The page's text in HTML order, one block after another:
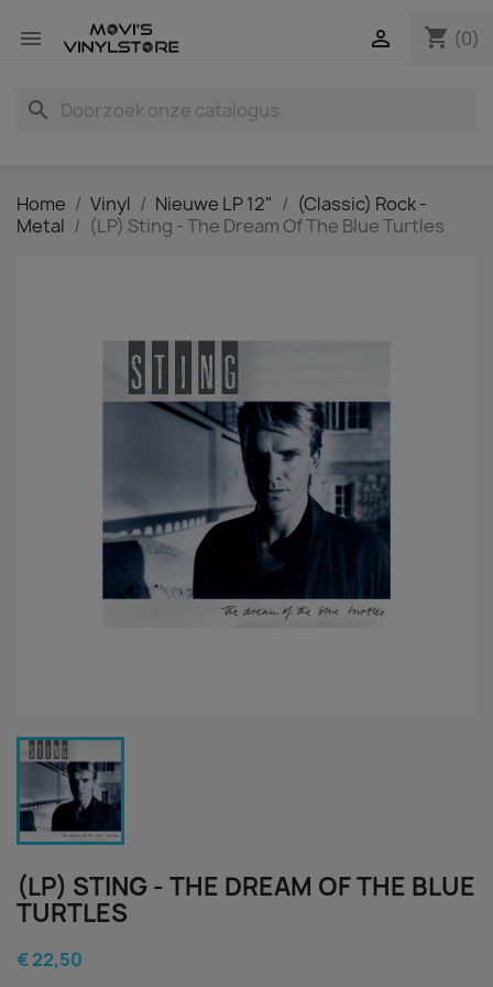
 shopping_cart (0)

search
Home Vinyl Nieuwe LP 12"
(Classic) Rock -
Metal
(LP) Sting - The Dream Of The Blue Turtles
(LP) STING - THE DREAM OF THE BLUE
TURTLES
€ 22,50